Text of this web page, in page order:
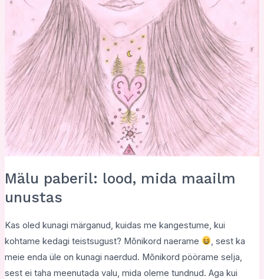
Mälu paberil: lood, mida maailm
unustas
Kas oled kunagi märganud, kuidas me kangestume, kui
kohtame kedagi teistsugust? Mõnikord naerame
, sest ka
meie enda üle on kunagi naerdud. Mõnikord pöörame selja,
sest ei taha meenutada valu, mida oleme tundnud. Aga kui